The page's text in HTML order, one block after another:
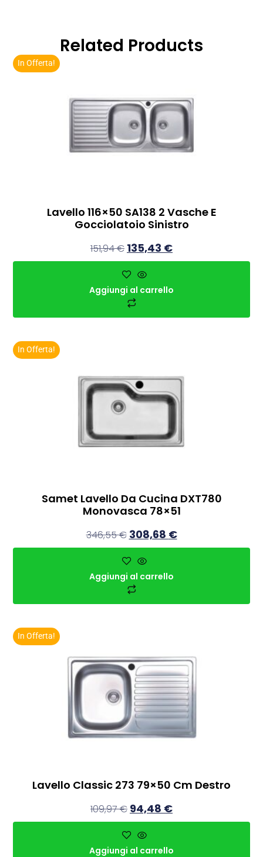
Related Products
In Offerta!
Lavello 116×50 SA138 2 Vasche E
Gocciolatoio Sinistro
151,94€ 135,43 €
Aggiungi al carrello
In Offerta!
Samet Lavello Da Cucina DXT780
Monovasca 78×51
346,55€ 308,68 €
Aggiungi al carrello
In Offerta!
Lavello Classic 273 79×50 Cm Destro
109,97€ 94,48 €
Aggiungi al carrello